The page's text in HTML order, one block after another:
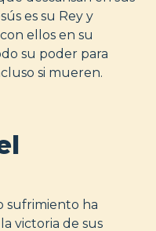
es su Rey y
ellos en su
su poder para
si mueren.
sufrimiento ha
victoria de sus